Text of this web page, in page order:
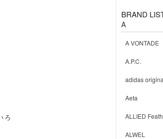
ろ
BRAND
A
A VONTADE
A.P.C.
adidas
Aeta
ALLIED
ALWEL